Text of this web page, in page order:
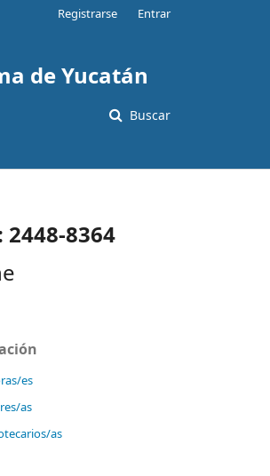
de Yucatán
Buscar
Registrarse Entrar
2448-8364
es
as
as